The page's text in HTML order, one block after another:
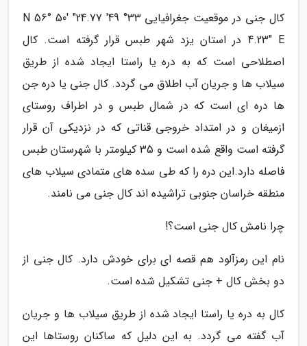
کال جنی در موقعیت جغرافیایی 33° 49′ 24.77″ N 56° 50′
4.23″ E در استان یزد شهر طبس قرار گرفته است. کال
اصطلاحی است که به دره یا راستا ایجاد شده از طریق
سیلاب ها و جریان آب اطلاق می گردد. کال جنی یا دره جن
ها دره ای است که در شمال طبس و در اطراف روستای
ازمیغان و در امتداد خروجی قناتی که در نزدیکی آن قرار
گرفته است واقع شده است و 35 کیلومتر با شهرستان طبس
فاصله دارد.این دره را که طی سده های متمادی سیلاب های
منطقه خراسان جنوبی تراشیده اند کال جنی می نامند.
چرا نامش کال جنی است؟!
نام این رمزآلود هم قصه ای برای خودش دارد. کال جنی از
دو بخش کال + جنی تشکیل شده است.
کال به دره یا راستا ایجاد شده از طریق سیلاب ها و جریان
آب گفته می گردد. به این دلیل که ساکنان روستاها این